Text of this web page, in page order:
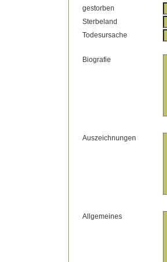
gestorben
Sterbeland
Todesursache
Biografie
Auszeichnungen
Allgemeines